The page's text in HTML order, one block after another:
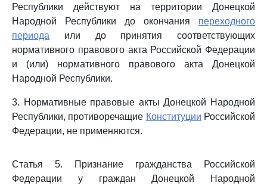
Республики действуют на территории Донецкой
Народной Республики до окончания переходного
периода или до принятия соответствующих
нормативного правового акта Российской Федерации
и (или) нормативного правового акта Донецкой
Народной Республики.
3. Нормативные правовые акты Донецкой Народной
Республики, противоречащие Конституции Российской
Федерации, не применяются.
Статья 5. Признание гражданства Российской
Федерации у граждан Донецкой Народной